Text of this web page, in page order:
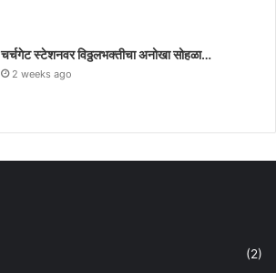
चर्चगेट स्टेशनवर विठ्ठलभक्तीचा अनोखा सोहळा…
2 weeks ago
(2)